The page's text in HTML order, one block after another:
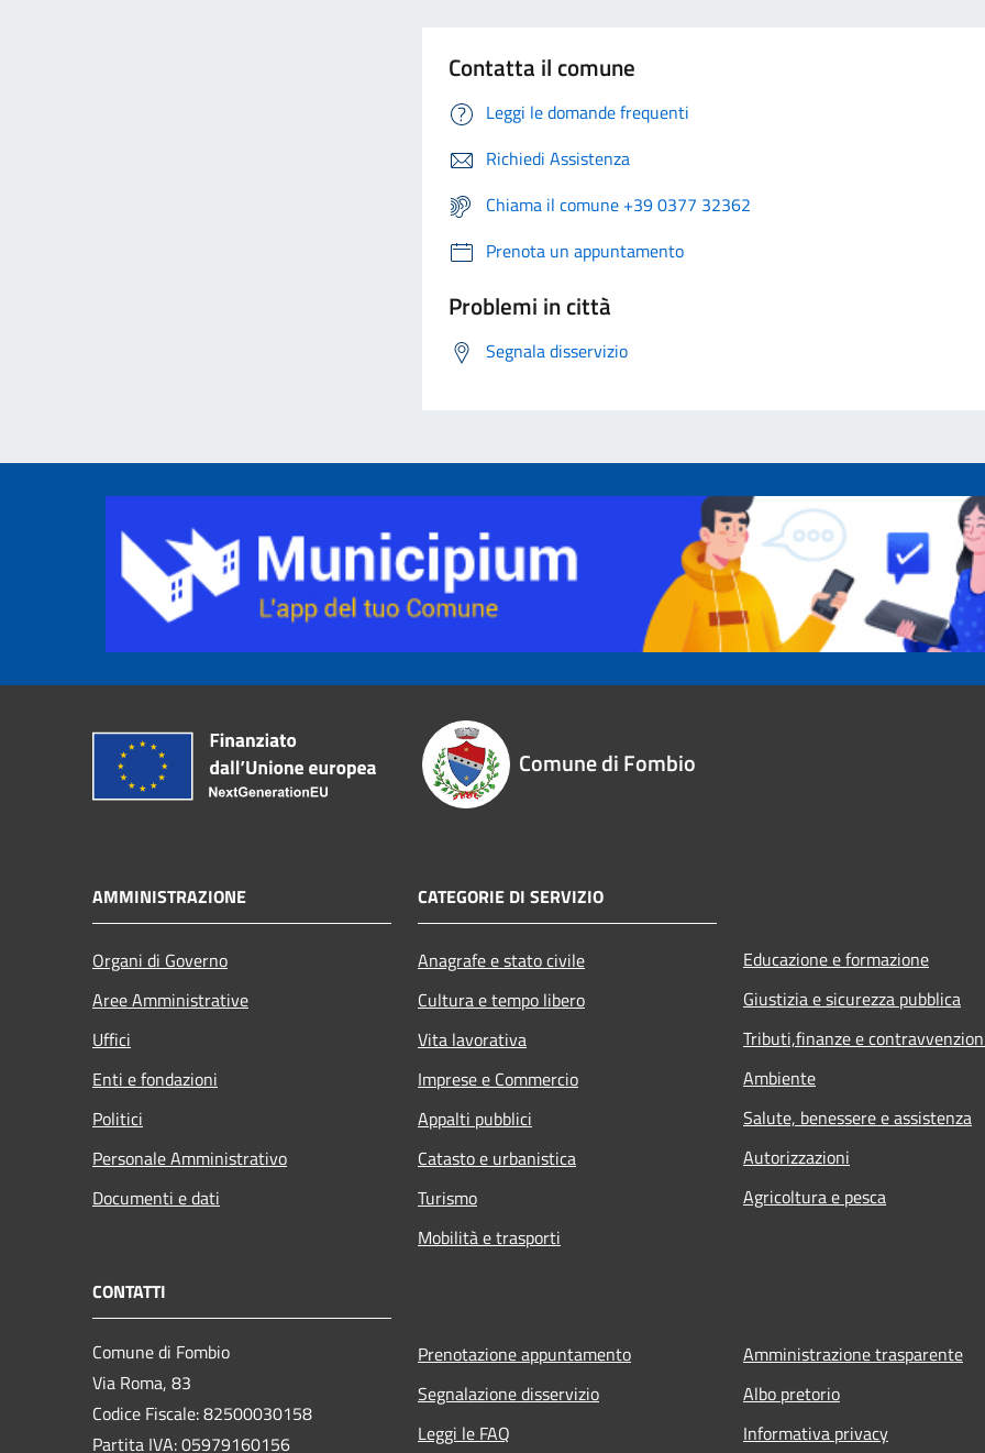
Contatta il comune
Leggi le domande frequenti
Richiedi Assistenza
Chiama il comune +39 0377 32362
Prenota un appuntamento
Problemi in città
Segnala disservizio
Comune di Fombio
AMMINISTRAZIONE
Organi di Governo
Aree Amministrative
Uffici
Enti e fondazioni
Politici
Personale Amministrativo
Documenti e dati
CATEGORIE DI SERVIZIO
Anagrafe e stato civile
Cultura e tempo libero
Vita lavorativa
Imprese e Commercio
Appalti pubblici
Catasto e urbanistica
Turismo
Mobilità e trasporti
Educazione e formazione
Giustizia e sicurezza pubblica
Tributi,finanze e
Ambiente
Salute, benessere e assistenza
Autorizzazioni
Agricoltura e pesca
CONTATTI
Comune di Fombio
Via Roma, 83
Codice Fiscale: 82500030158
Partita IVA: 05979160156
Prenotazione appuntamento
Segnalazione disservizio
Leggi le FAQ
Amministrazione trasparente
Albo pretorio
Informativa privacy